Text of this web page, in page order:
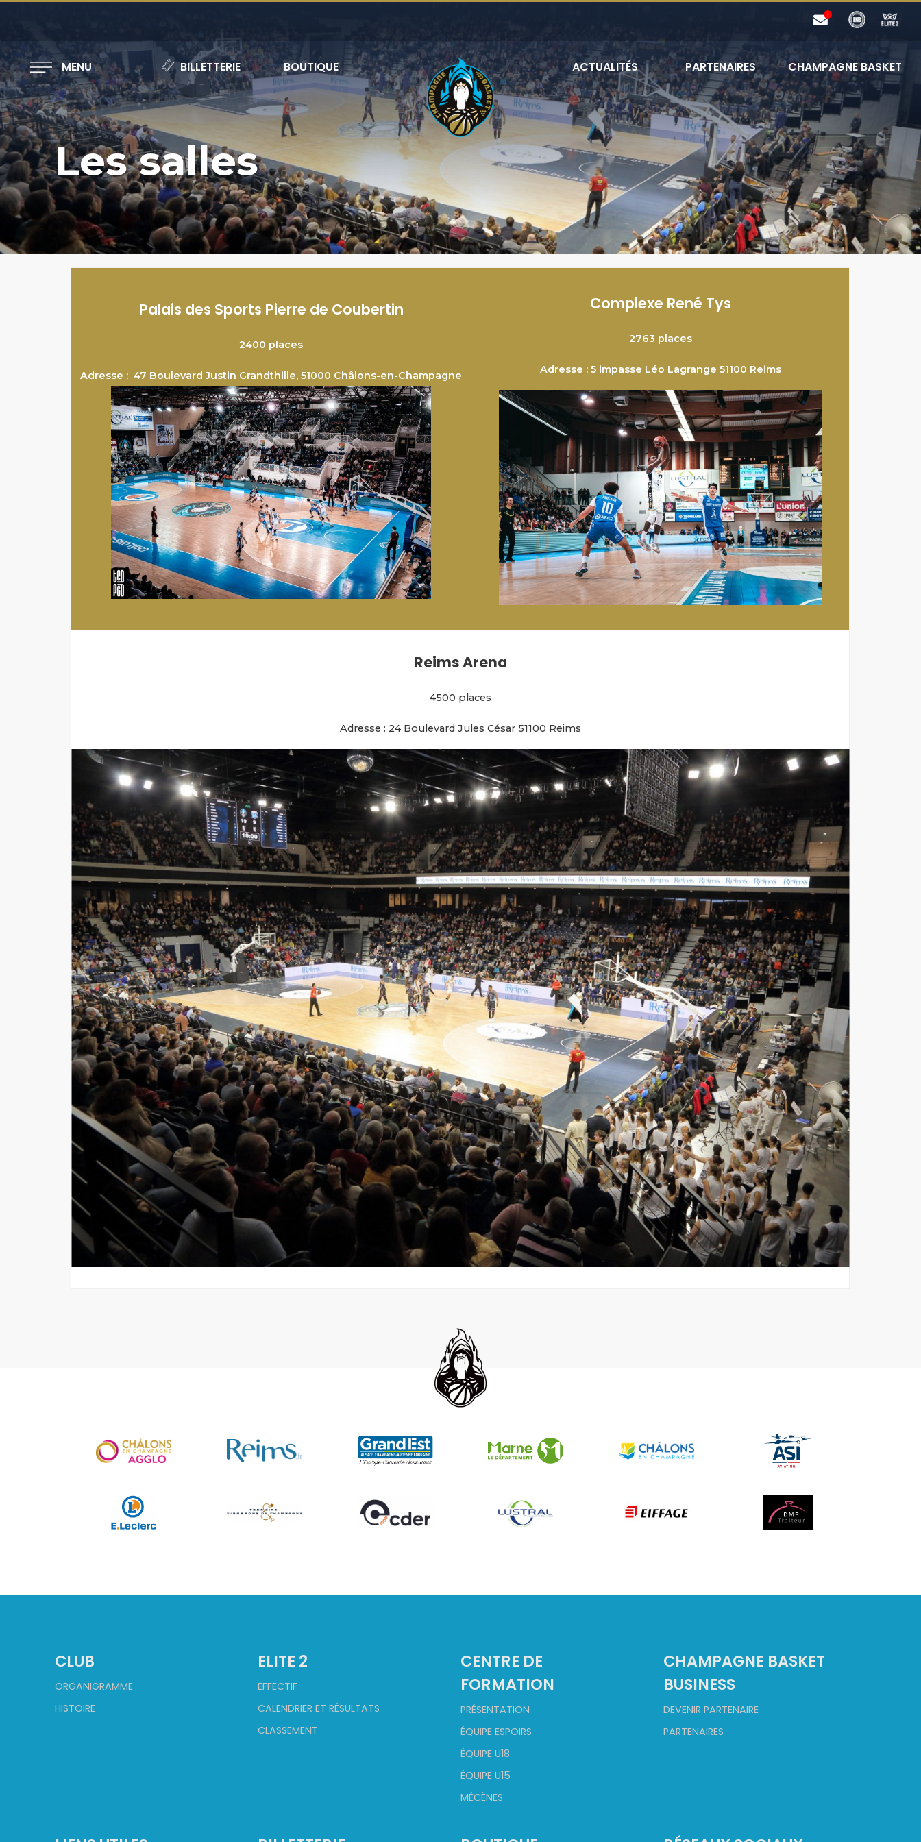
MENU BILLETTERIE BOUTIQUE ACTUALITÉS PARTENAIRES CHAMPAGNE BASKET
Les salles
Palais des Sports Pierre de Coubertin
2400 places
Adresse : 47 Boulevard Justin Grandthille, 51000 Châlons-en-Champagne
Complexe René Tys
2763 places
Adresse : 5 impasse Léo Lagrange 51100 Reims
Reims Arena
4500 places
Adresse : 24 Boulevard Jules César 51100 Reims
CLUB
ORGANIGRAMME
HISTOIRE
ELITE 2
EFFECTIF
CALENDRIER ET RÉSULTATS
CLASSEMENT
CENTRE DE
FORMATION
PRÉSENTATION
ÉQUIPE ESPOIRS
ÉQUIPE U18
ÉQUIPE U15
MÉCÈNES
CHAMPAGNE BASKET
BUSINESS
DEVENIR PARTENAIRE
PARTENAIRES